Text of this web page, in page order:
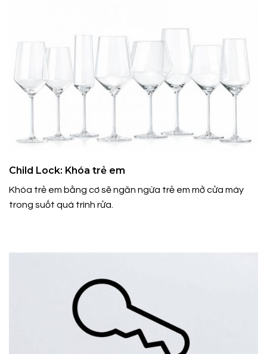
Child Lock: Khóa trẻ em
Khóa trẻ em bằng cơ sẽ ngăn ngừa trẻ em mở cửa máy
trong suốt quá trình rửa.